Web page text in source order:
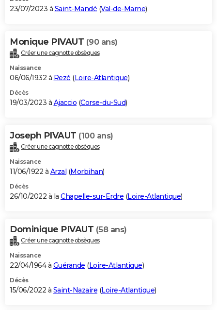
23/07/2023 à Saint-Mandé (Val-de-Marne)
Monique PIVAUT (90 ans)
Créer une cagnotte obsèques
Naissance
06/06/1932 à Rezé (Loire-Atlantique)
Décès
19/03/2023 à Ajaccio (Corse-du-Sud)
Joseph PIVAUT (100 ans)
Créer une cagnotte obsèques
Naissance
11/06/1922 à Arzal (Morbihan)
Décès
26/10/2022 à la Chapelle-sur-Erdre (Loire-Atlantique)
Dominique PIVAUT (58 ans)
Créer une cagnotte obsèques
Naissance
22/04/1964 à Guérande (Loire-Atlantique)
Décès
15/06/2022 à Saint-Nazaire (Loire-Atlantique)